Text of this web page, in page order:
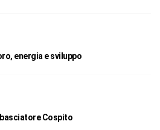
energia e sviluppo
Cospito